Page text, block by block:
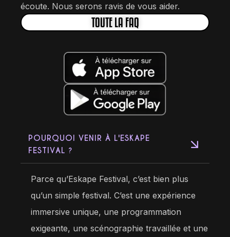
écoute. Nous serons ravis de vous aider.
TOUTE LA FAQ
POURQUOI VENIR À L'ESKAPE
FESTIVAL ?
Parce qu’Eskape Festival, c’est bien plus
qu’un simple festival. C’est une expérience
immersive unique, une programmation
exigeante, une scénographie travaillée et une